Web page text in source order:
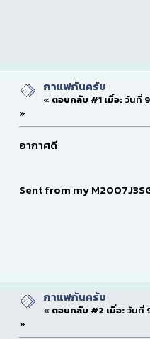
กาแฟกันครับ
« ตอบกลับ #1 เมื่อ:วันที่ 9
»
อากาศดี
Sent from my
กาแฟกันครับ
« ตอบกลับ #2 เมื่อ:วันที่
»